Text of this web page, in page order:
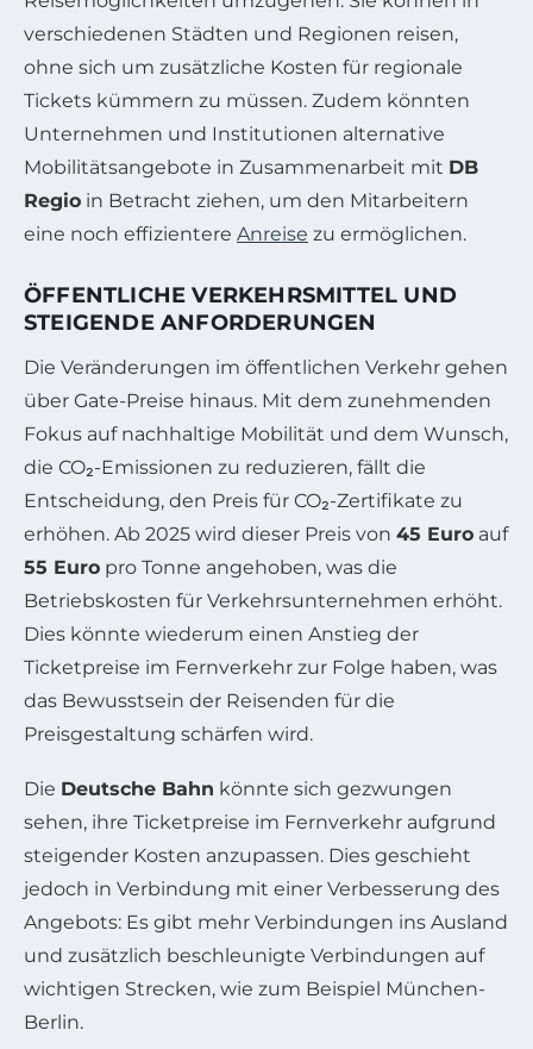
verschiedenen Städten und Regionen reisen,
ohne sich um zusätzliche Kosten für regionale
Tickets kümmern zu müssen. Zudem könnten
Unternehmen und Institutionen alternative
Mobilitätsangebote in Zusammenarbeit mit DB
Regio in Betracht ziehen, um den Mitarbeitern
eine noch effizientere Anreise zu ermöglichen.
ÖFFENTLICHE VERKEHRSMITTEL UND
STEIGENDE ANFORDERUNGEN
Die Veränderungen im öffentlichen Verkehr gehen
über Gate-Preise hinaus. Mit dem zunehmenden
Fokus auf nachhaltige Mobilität und dem Wunsch,
die CO₂-Emissionen zu reduzieren, fällt die
Entscheidung, den Preis für CO₂-Zertifikate zu
erhöhen. Ab 2025 wird dieser Preis von 45 Euro auf
55 Euro pro Tonne angehoben, was die
Betriebskosten für Verkehrsunternehmen erhöht.
Dies könnte wiederum einen Anstieg der
Ticketpreise im Fernverkehr zur Folge haben, was
das Bewusstsein der Reisenden für die
Preisgestaltung schärfen wird.
Die Deutsche Bahn könnte sich gezwungen
sehen, ihre Ticketpreise im Fernverkehr aufgrund
steigender Kosten anzupassen. Dies geschieht
jedoch in Verbindung mit einer Verbesserung des
Angebots: Es gibt mehr Verbindungen ins Ausland
und zusätzlich beschleunigte Verbindungen auf
wichtigen Strecken, wie zum Beispiel München-
Berlin.